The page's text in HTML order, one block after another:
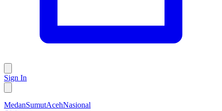
Sign In
MedanSumutAcehNasional